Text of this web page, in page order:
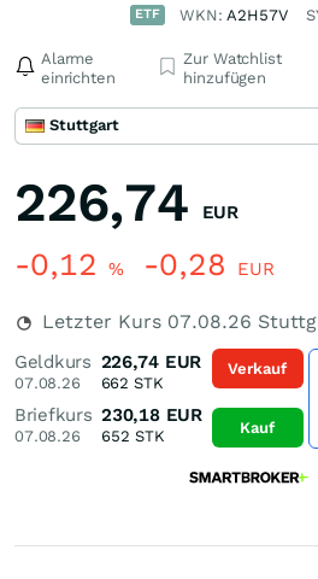
ETF WKN:A2H57V
Alarme
einrichten
Zur Watchlist
hinzufügen
Stuttgart
226,74 EUR
-0,12 % -0,28 EUR
Letzter Kurs 07.08.26
Geldkurs
07.08.26
226,74 EUR
662 STK
Briefkurs
07.08.26
230,18 EUR
652 STK
Verkauf
Kauf